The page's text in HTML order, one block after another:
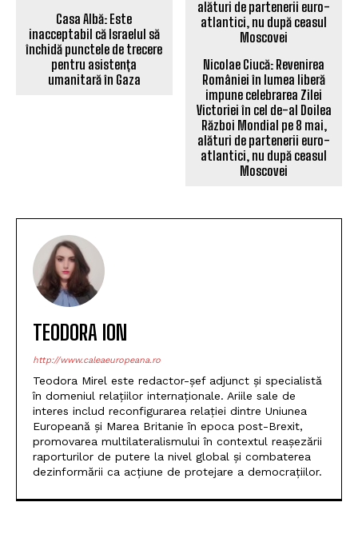
Casa Albă: Este
inacceptabil că Israelul să
închidă punctele de trecere
pentru asistența
umanitară în Gaza
Nicolae Ciucă: Revenirea
României în lumea liberă
impune celebrarea Zilei
Victoriei în cel de-al Doilea
Război Mondial pe 8 mai,
alături de partenerii euro-
atlantici, nu după ceasul
Moscovei
TEODORA ION
http://www.caleaeuropeana.ro
Teodora Mirel este redactor-șef adjunct și specialistă
în domeniul relațiilor internaționale. Ariile sale de
interes includ reconfigurarea relației dintre Uniunea
Europeană și Marea Britanie în epoca post-Brexit,
promovarea multilateralismului în contextul reașezării
raporturilor de putere la nivel global și combaterea
dezinformării ca acțiune de protejare a democrațiilor.